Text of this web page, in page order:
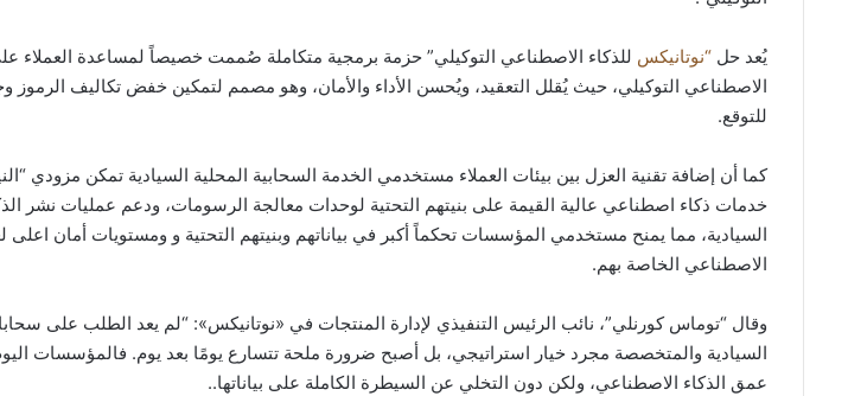
يُعد حل “نوتانيكس للذكاء الاصطناعي التوكيلي” حزمة برمجية متكاملة صُممت خصيصاً لمساعدة العملاء
الاصطناعي التوكيلي، حيث يُقلل التعقيد، ويُحسن الأداء والأمان، وهو مصمم لتمكين خفض تكاليف الرموز
للتوقع.
كما أن إضافة تقنية العزل بين بيئات العملاء مستخدمي الخدمة السحابية المحلية السيادية تمكن مزودي
خدمات ذكاء اصطناعي عالية القيمة على بنيتهم التحتية لوحدات معالجة الرسومات، ودعم عمليات نشر
السيادية، مما يمنح مستخدمي المؤسسات تحكماً أكبر في بياناتهم وبنيتهم التحتية و ومستويات أمان اعلى
الاصطناعي الخاصة بهم.
وقال “توماس كورنلي”، نائب الرئيس التنفيذي لإدارة المنتجات في «نوتانيكس»: “لم يعد الطلب على
السيادية والمتخصصة مجرد خيار استراتيجي، بل أصبح ضرورة ملحة تتسارع يومًا بعد يوم. فالمؤسسات
عمق الذكاء الاصطناعي، ولكن دون التخلي عن السيطرة الكاملة على بياناتها..